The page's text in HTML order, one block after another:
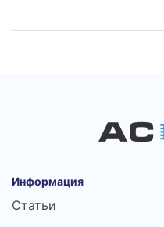
Информация
Статьи